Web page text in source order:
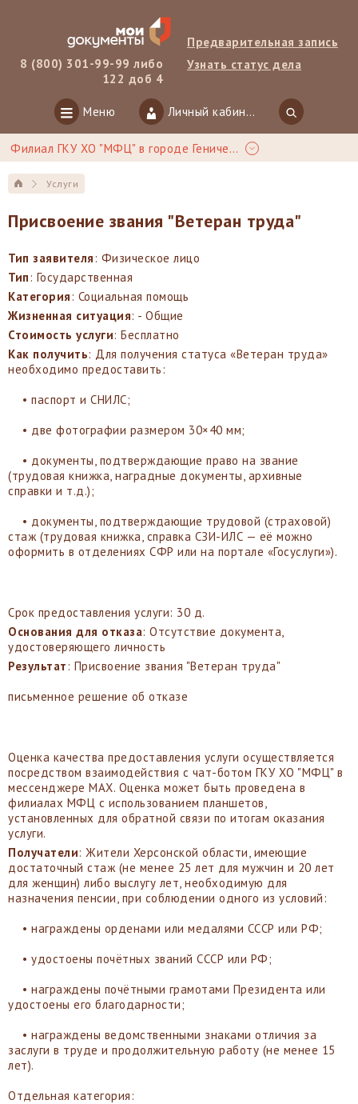
8 (800) 301-99-99 либо
122 доб 4
Предварительная запись
Узнать статус дела
Меню Личный кабинет
Филиал ГКУ ХО "МФЦ" в городе Геническ
Услуги
Присвоение звания "Ветеран труда"
Тип заявителя: Физическое лицо
Тип: Государственная
Категория: Социальная помощь
Жизненная ситуация: - Общие
Стоимость услуги: Бесплатно
Как получить: Для получения статуса «Ветеран труда»
необходимо предоставить:
• паспорт и СНИЛС;
• две фотографии размером 30×40 мм;
• документы, подтверждающие право на звание
(трудовая книжка, наградные документы, архивные
справки и т.д.);
• документы, подтверждающие трудовой (страховой)
стаж (трудовая книжка, справка СЗИ-ИЛС — её можно
оформить в отделениях СФР или на портале «Госуслуги»).
Срок предоставления услуги: 30 д.
Основания для отказа: Отсутствие документа,
удостоверяющего личность
Результат: Присвоение звания "Ветеран труда"
письменное решение об отказе
Оценка качества предоставления услуги осуществляется
посредством взаимодействия с чат-ботом ГКУ ХО "МФЦ" в
мессенджере MAX. Оценка может быть проведена в
филиалах МФЦ с использованием планшетов,
установленных для обратной связи по итогам оказания
услуги.
Получатели: Жители Херсонской области, имеющие
достаточный стаж (не менее 25 лет для мужчин и 20 лет
для женщин) либо выслугу лет, необходимую для
назначения пенсии, при соблюдении одного из условий:
• награждены орденами или медалями СССР или РФ;
• удостоены почётных званий СССР или РФ;
• награждены почётными грамотами Президента или
удостоены его благодарности;
• награждены ведомственными знаками отличия за
заслуги в труде и продолжительную работу (не менее 15
лет).
Отдельная категория: